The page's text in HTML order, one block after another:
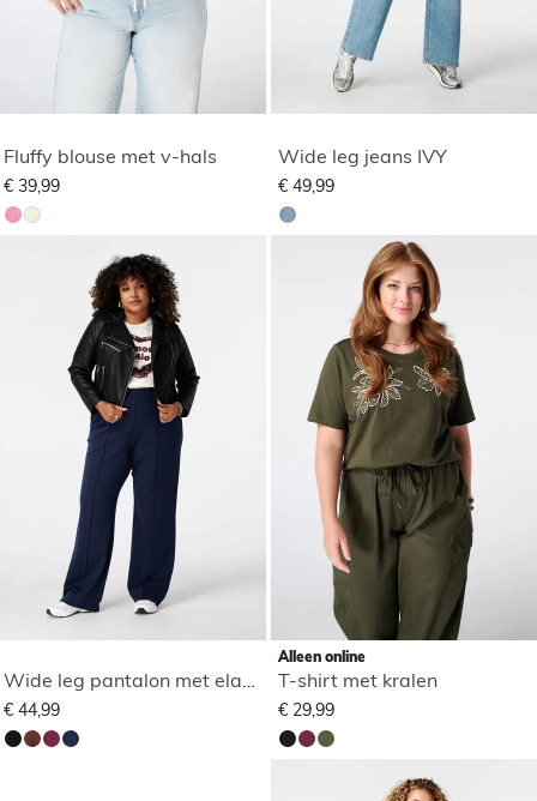
Fluffy blouse met v-hals
€ 39,99
Wide leg jeans IVY
€ 49,99
Wide leg pantalon met elastische taille
€ 44,99
Alleen online
T-shirt met kralen
€ 29,99